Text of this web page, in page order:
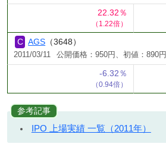
22.32％
（1.22倍）
AGS （3648）
2011/03/11 公開価格：950円、初値：890円
-6.32％
（0.94倍）
参考記事
IPO 上場実績 一覧（2011年）